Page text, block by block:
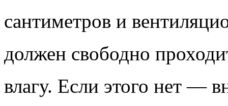
сантиметров и
должен свободно
влагу. Если этого нет —